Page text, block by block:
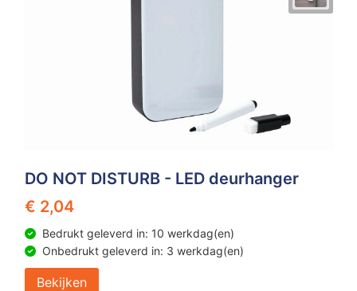
DO NOT DISTURB - LED deurhanger
€ 2,04
Bedrukt geleverd in: 10 werkdag(en)
Onbedrukt geleverd in: 3 werkdag(en)
Bekijken